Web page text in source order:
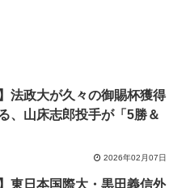
法政大が久々の御賜杯獲得
、山床志郎投手が「5勝＆
2026年02月07日
東日本国際大・黒田義信外